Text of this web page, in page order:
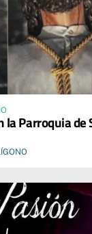
Parroquia de